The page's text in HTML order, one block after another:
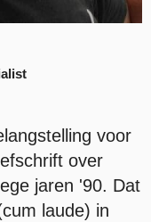
voor
over
jaren '90. Dat
laude) in